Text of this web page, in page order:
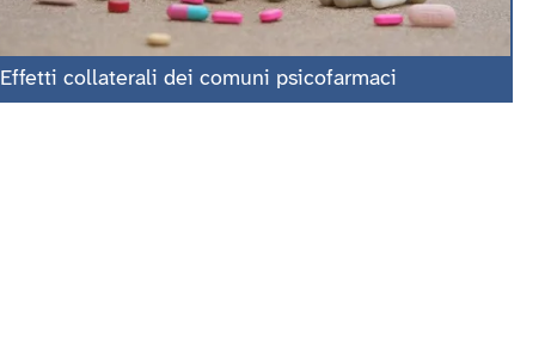
Effetti collaterali dei comuni psicofarmaci